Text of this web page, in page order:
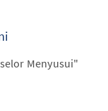
Menyusui"